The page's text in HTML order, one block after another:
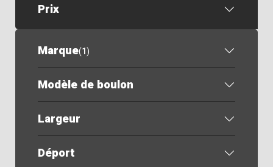
Prix
Marque(1)
Modèle de boulon
Largeur
Déport